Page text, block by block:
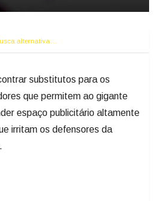
alternativa…
substitutos para os
que permitem ao gigante
espaço publicitário altamente
irritam os defensores da